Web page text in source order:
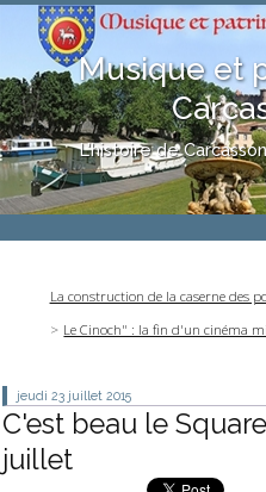
Musique et
L'histoire de
La construction de la caserne des
Le Cinoch" : la fin d'un cinéma
jeudi 23 juillet 2015
C'est beau le
juillet